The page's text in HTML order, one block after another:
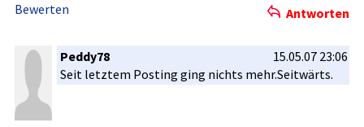
Bewerten
Antworten
Peddy78
15.05.07 23:06
Seit letztem Posting ging nichts mehr.Seitw­ärts.